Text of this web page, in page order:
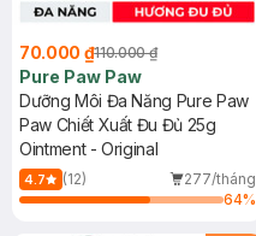
70.000 ₫110.000 ₫
Pure Paw Paw
Dưỡng Môi Đa Năng Pure Paw
Paw Chiết Xuất Đu Đủ 25g
Ointment - Original
4.7 (12)
277/tháng
64%